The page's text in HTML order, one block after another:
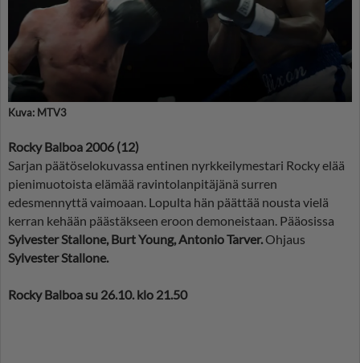
Kuva: MTV3
Rocky Balboa 2006 (12)
Sarjan päätöselokuvassa entinen nyrkkeilymestari Rocky elää
pienimuotoista elämää ravintolanpitäjänä surren
edesmennyttä vaimoaan. Lopulta hän päättää nousta vielä
kerran kehään päästäkseen eroon demoneistaan. Pääosissa
Sylvester Stallone, Burt Young, Antonio Tarver.Ohjaus
Sylvester Stallone.
Rocky Balboa su 26.10. klo 21.50